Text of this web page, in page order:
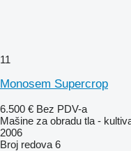
11
Monosem Supercrop
6.500 € Bez PDV-a
Mašine za obradu tla -
2006
Broj redova 6